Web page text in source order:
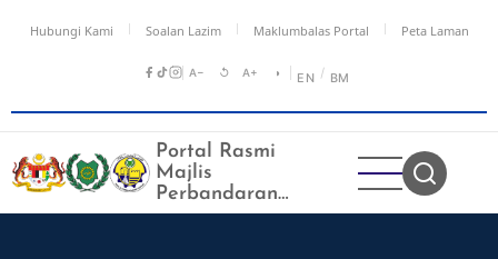
Hubungi Kami Soalan Lazim Maklumbalas Portal Peta Laman
A− ↺ A+ ◑ EN / BM
Portal Rasmi
Majlis
Perbandaran
Kangar